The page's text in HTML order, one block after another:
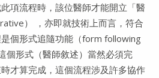
項流程時，該位醫師才能開立「醫
） ，亦即就技術上而言，符合
個形式追隨功能（form following
個形式（醫師敘述）當然必須完
才算完成，這個流程涉及許多協作